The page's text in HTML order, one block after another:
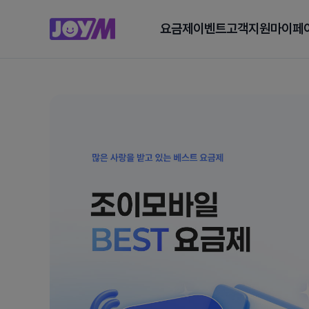
요금제 이벤트고객지원마이페